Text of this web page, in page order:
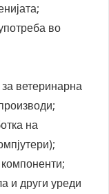
во
ветеринарна
на
и други уреди